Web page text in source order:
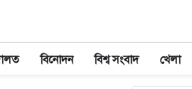
বিনোদন বিশ্ব সংবাদ খেলা